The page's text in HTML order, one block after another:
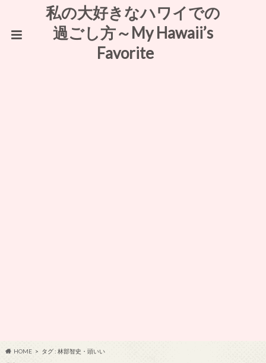
私の大好きなハワイでの
過ごし方～My Hawaii’s
Favorite
HOME タグ : 林部智史・頭いい